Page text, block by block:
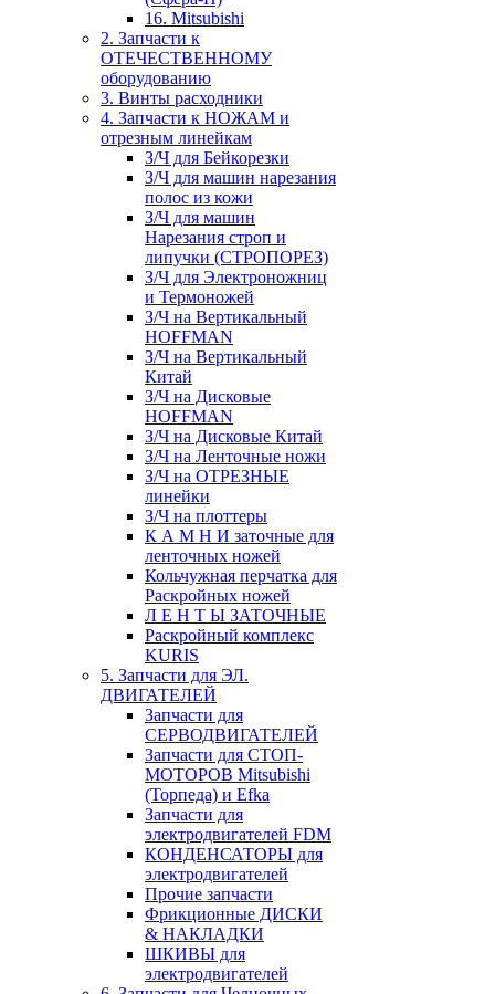
16. Mitsubishi
2. Запчасти к
ОТЕЧЕСТВЕННОМУ
оборудованию
3. Винты расходники
4. Запчасти к НОЖАМ и
отрезным линейкам
З/Ч для Бейкорезки
З/Ч для машин нарезания
полос из кожи
З/Ч для машин
Нарезания строп и
липучки (СТРОПОРЕЗ)
З/Ч для Электроножниц
и Термоножей
З/Ч на Вертикальный
HOFFMAN
З/Ч на Вертикальный
Китай
З/Ч на Дисковые
HOFFMAN
З/Ч на Дисковые Китай
З/Ч на Ленточные ножи
З/Ч на ОТРЕЗНЫЕ
линейки
З/Ч на плоттеры
К А М Н И заточные для
ленточных ножей
Кольчужная перчатка для
Раскройных ножей
Л Е Н Т Ы ЗАТОЧНЫЕ
Раскройный комплекс
KURIS
5. Запчасти для ЭЛ.
ДВИГАТЕЛЕЙ
Запчасти для
СЕРВОДВИГАТЕЛЕЙ
Запчасти для СТОП-
МОТОРОВ Mitsubishi
(Торпеда) и Efka
Запчасти для
электродвигателей FDM
КОНДЕНСАТОРЫ для
электродвигателей
Прочие запчасти
Фрикционные ДИСКИ
& НАКЛАДКИ
ШКИВЫ для
электродвигателей